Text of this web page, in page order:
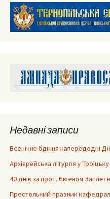
Недавні записи
Всенічне бдіння напередодні
Архієрейська літургія у
40 днів за прот. Євгеном
Престольний празник